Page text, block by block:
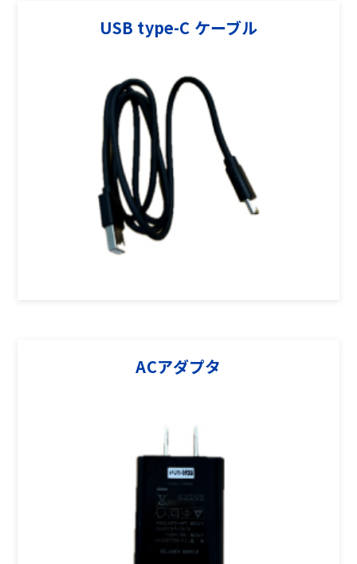
USB type-C ケーブル
ACアダプタ